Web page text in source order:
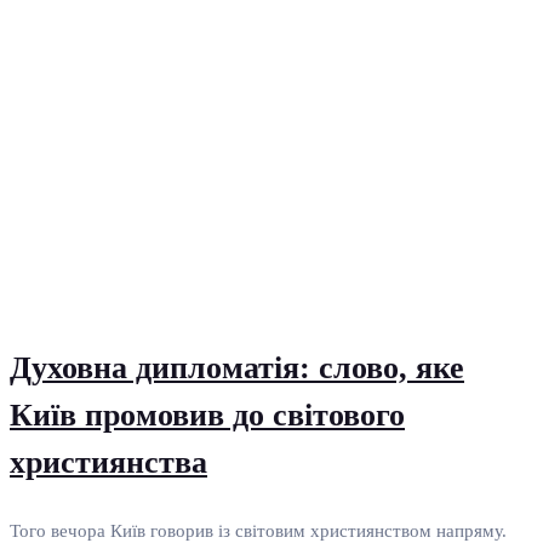
Духовна дипломатія: слово, яке
Київ промовив до світового
християнства
Того вечора Київ говорив із світовим християнством напряму.